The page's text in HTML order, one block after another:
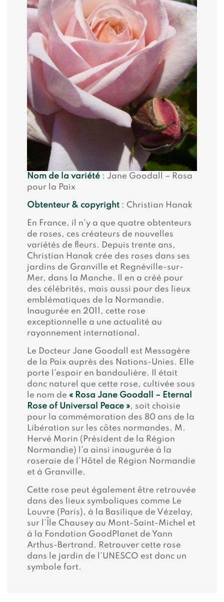
Nom de la variété : Jane Goodall – Rosa
pour la Paix
Obtenteur & copyright : Christian Hanak
En France, il n’y a que quatre obtenteurs
de roses, ces créateurs de nouvelles
variétés de fleurs. Depuis trente ans,
Christian Hanak crée des roses dans ses
jardins de Granville et Regnéville-sur-
Mer, dans la Manche. Il en a créé pour
des célébrités, mais aussi pour des lieux
emblématiques de la Normandie.
Inaugurée en 2011, cette rose
exceptionnelle a une actualité au
rayonnement international.
Le Docteur Jane Goodall est Messagère
de la Paix auprès des Nations-Unies. Elle
porte l’espoir en bandoulière. Il était
donc naturel que cette rose, cultivée sous
le nom de « Rosa Jane Goodall – Eternal
Rose of Universal Peace », soit choisie
pour la commémoration des 80 ans de la
Libération sur les côtes normandes. M.
Hervé Morin (Président de la Région
Normandie) l’a ainsi inaugurée à la
roseraie de l’Hôtel de Région Normandie
et à Granville.
Cette rose peut également être retrouvée
dans des lieux symboliques comme Le
Louvre (Paris), à la Basilique de Vézelay,
sur l’Île Chausey au Mont-Saint-Michel et
à la Fondation GoodPlanet de Yann
Arthus-Bertrand. Retrouver cette rose
dans le jardin de l’UNESCO est donc un
symbole fort.